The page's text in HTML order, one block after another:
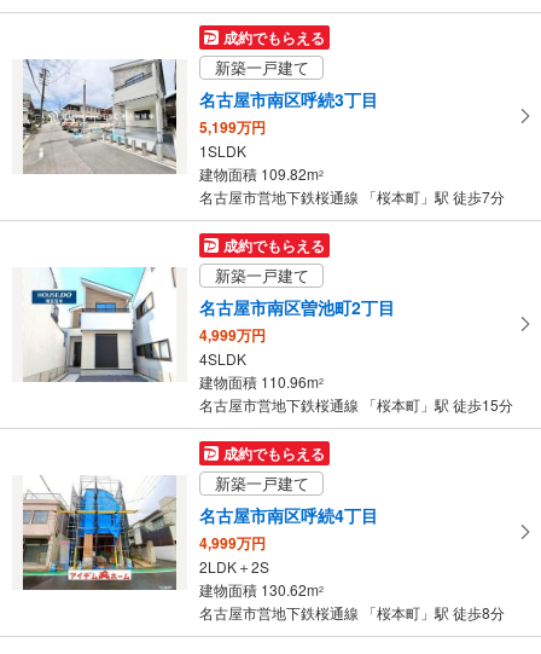
イ
ペ
ー
ジ
に
存
成約でもらえる
新築一戸建て
名古屋市南区呼続3丁目
5,199万円
1SLDK
建物面積 109.82m2
名古屋市営地下鉄桜通線 「桜本町」駅 徒歩7分
成約でもらえる
新築一戸建て
名古屋市南区曽池町2丁目
4,999万円
4SLDK
建物面積 110.96m2
名古屋市営地下鉄桜通線 「桜本町」駅 徒歩15分
成約でもらえる
新築一戸建て
名古屋市南区呼続4丁目
4,999万円
2LDK＋2S
建物面積 130.62m2
名古屋市営地下鉄桜通線 「桜本町」駅 徒歩8分